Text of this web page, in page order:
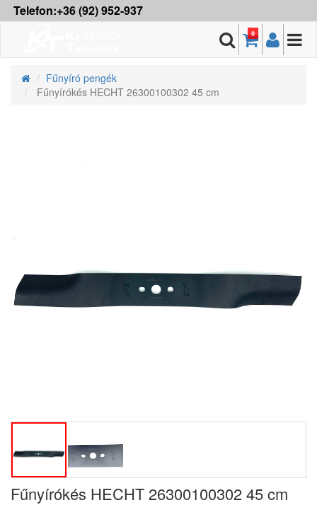
Telefon:+36 (92) 952-937
0
Fűnyíró pengék
Fűnyírókés HECHT 26300100302 45 cm
Fűnyírókés HECHT 26300100302 45 cm